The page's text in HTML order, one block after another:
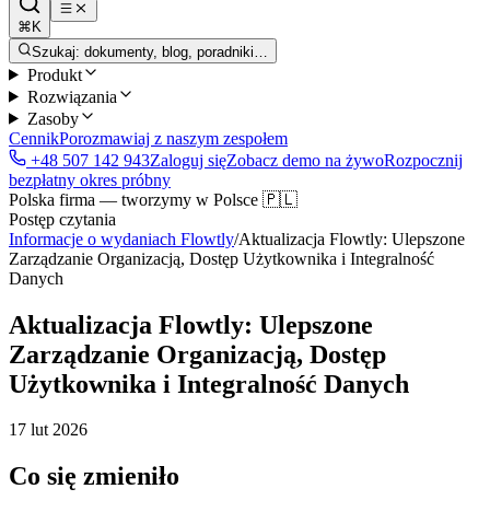
⌘K
Szukaj: dokumenty, blog, poradniki…
Produkt
Rozwiązania
Zasoby
CennikPorozmawiaj z naszym zespołem
+48 507 142 943Zaloguj sięZobacz demo na żywoRozpocznij
bezpłatny okres próbny
Polska firma — tworzymy w Polsce 🇵🇱
Postęp czytania
Informacje o wydaniach Flowtly/Aktualizacja Flowtly: Ulepszone
Zarządzanie Organizacją, Dostęp Użytkownika i Integralność
Danych
Aktualizacja Flowtly: Ulepszone
Zarządzanie Organizacją, Dostęp
Użytkownika i Integralność Danych
17 lut 2026
Co się zmieniło